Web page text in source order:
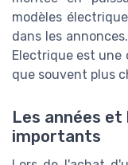
modèles
dans les
Electrique est une
que souvent plus
Les années
importants